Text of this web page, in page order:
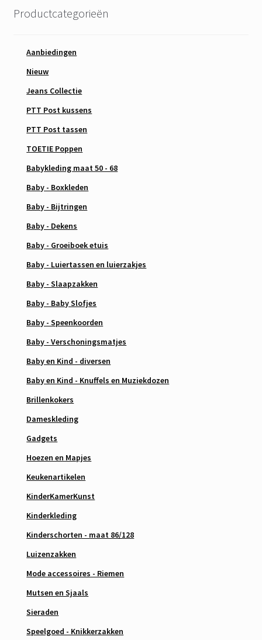
Productcategorieën
Aanbiedingen
Nieuw
Jeans Collectie
PTT Post kussens
PTT Post tassen
TOETIE Poppen
Babykleding maat 50 - 68
Baby - Boxkleden
Baby - Bijtringen
Baby - Dekens
Baby - Groeiboek etuis
Baby - Luiertassen en luierzakjes
Baby - Slaapzakken
Baby - Baby Slofjes
Baby - Speenkoorden
Baby - Verschoningsmatjes
Baby en Kind - diversen
Baby en Kind - Knuffels en Muziekdozen
Brillenkokers
Dameskleding
Gadgets
Hoezen en Mapjes
Keukenartikelen
KinderKamerKunst
Kinderkleding
Kinderschorten - maat 86/128
Luizenzakken
Mode accessoires - Riemen
Mutsen en Sjaals
Sieraden
Speelgoed - Knikkerzakken